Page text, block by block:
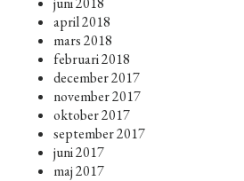
april 2018
mars 2018
februari 2018
december 2017
november 2017
oktober 2017
september 2017
juni 2017
maj 2017